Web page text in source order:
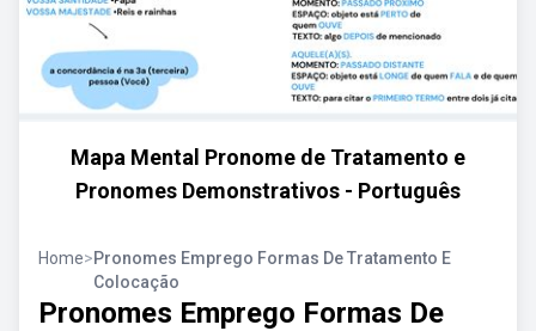
Mapa Mental Pronome de Tratamento e
Pronomes Demonstrativos - Português
Home>Pronomes Emprego Formas De Tratamento E
Colocação
Pronomes Emprego Formas De